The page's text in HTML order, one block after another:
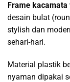
Frame kacamata
desain bulat
stylish dan
sehari-hari.
Material plastik
nyaman dipakai